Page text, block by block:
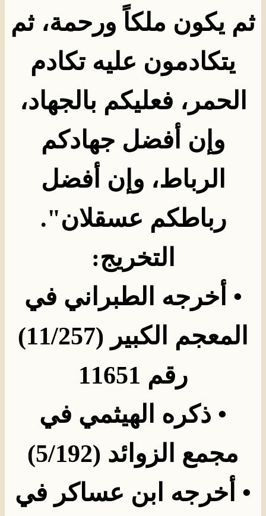
ثم يكون ملكاً ورحمة، ثم
يتكادمون عليه تكادم
الحمر، فعليكم بالجهاد،
وإن أفضل جهادكم
الرباط، وإن أفضل
رباطكم عسقلان".
التخريج:
• أخرجه الطبراني في
المعجم الكبير (11/257)
رقم 11651
• ذكره الهيثمي في
مجمع الزوائد (5/192)
• أخرجه ابن عساكر في